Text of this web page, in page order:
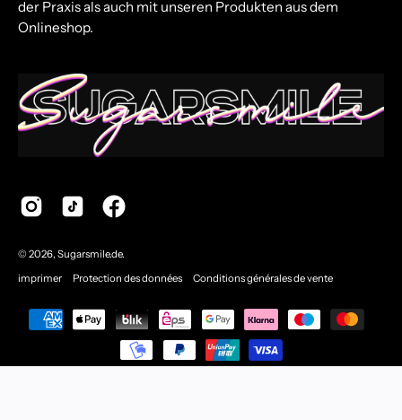
der Praxis als auch mit unseren Produkten aus dem
Onlineshop.
© 2026, Sugarsmile.de.
imprimer
Protection des données Conditions générales de vente